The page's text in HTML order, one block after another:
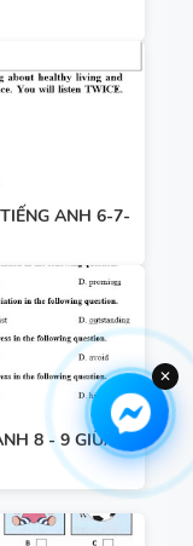
ANH 6-7-
8 - 9 GIỮA
✕